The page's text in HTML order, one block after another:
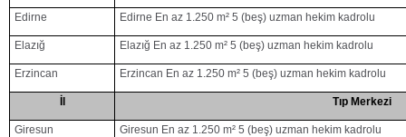
Edirne Edirne En az 1.250 m² 5 (beş) uzman hekim kadrolu
Elazığ Elazığ En az 1.250 m² 5 (beş) uzman hekim kadrolu
Erzincan Erzincan En az 1.250 m² 5 (beş) uzman hekim kadrolu
Tıp Merkezi
Giresun Giresun En az 1.250 m² 5 (beş) uzman hekim kadrolu